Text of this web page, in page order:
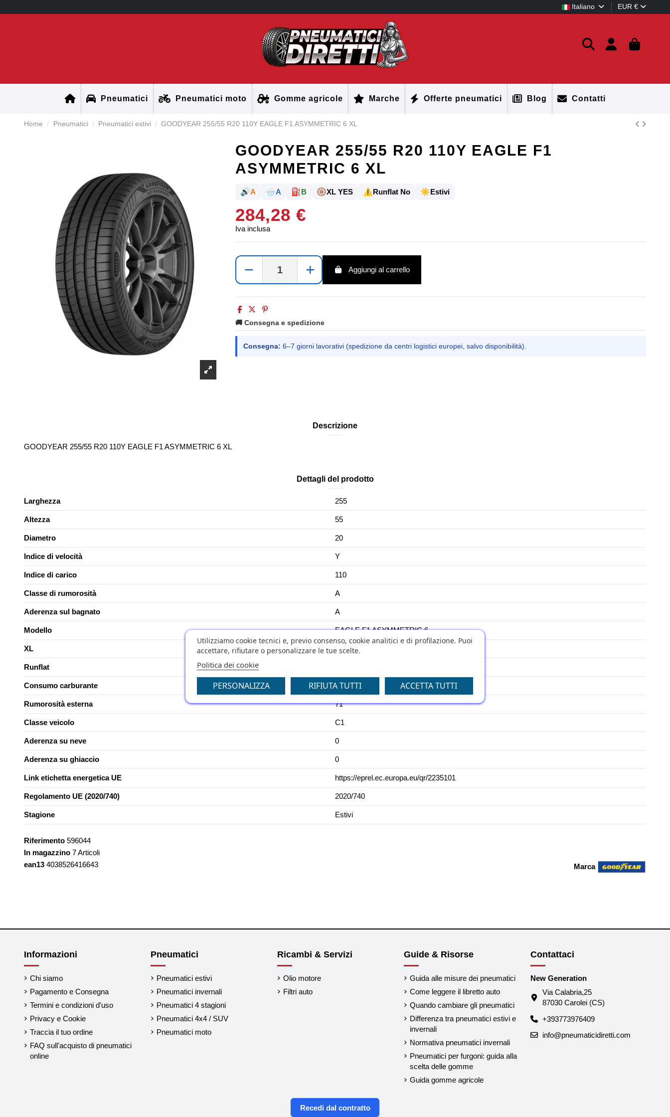
Italiano EUR €
Pneumatici Pneumatici moto Gomme agricole Marche Offerte pneumatici Blog Contatti
Home Pneumatici Pneumatici estivi GOODYEAR 255/55 R20 110Y EAGLE F1 ASYMMETRIC 6 XL
GOODYEAR 255/55 R20 110Y EAGLE F1
ASYMMETRIC 6 XL
🔊A 🌧️A ⛽B 🛞XL YES ⚠️Runflat No ☀️Estivi
284,28 €
Iva inclusa
− + Aggiungi al carrello
🚚 Consegna e spedizione
Consegna: 6–7 giorni lavorativi (spedizione da centri logistici europei, salvo disponibilità).
Descrizione
GOODYEAR 255/55 R20 110Y EAGLE F1 ASYMMETRIC 6 XL
Dettagli del prodotto
Larghezza 255
Altezza 55
Diametro 20
Indice di velocità Y
Indice di carico 110
Classe di rumorosità A
Aderenza sul bagnato A
Modello EAGLE F1 ASYMMETRIC 6
XL YES
Runflat
Consumo carburante B
Rumorosità esterna 71
Classe veicolo C1
Aderenza su neve 0
Aderenza su ghiaccio 0
Link etichetta energetica UE https://eprel.ec.europa.eu/qr/2235101
Regolamento UE (2020/740) 2020/740
Stagione Estivi
Marca
Riferimento 596044
In magazzino 7 Articoli
ean13 4038526416643
Informazioni
Chi siamo
Pagamento e Consegna
Termini e condizioni d'uso
Privacy e Cookie
Traccia il tuo ordine
FAQ sull'acquisto di pneumatici
online
Pneumatici
Pneumatici estivi
Pneumatici invernali
Pneumatici 4 stagioni
Pneumatici 4x4 / SUV
Pneumatici moto
Ricambi & Servizi
Olio motore
Filtri auto
Guide & Risorse
Guida alle misure dei pneumatici
Come leggere il libretto auto
Quando cambiare gli pneumatici
Differenza tra pneumatici estivi e
invernali
Normativa pneumatici invernali
Pneumatici per furgoni: guida alla
scelta delle gomme
Guida gomme agricole
Contattaci
New Generation
Via Calabria,25
87030 Carolei (CS)
+393773976409
info@pneumaticidiretti.com
Utilizziamo cookie tecnici e, previo consenso, cookie analitici e di profilazione. Puoi
accettare, rifiutare o personalizzare le tue scelte.
Politica dei cookie
PERSONALIZZA RIFIUTA TUTTI ACCETTA TUTTI
Recedi dal contratto